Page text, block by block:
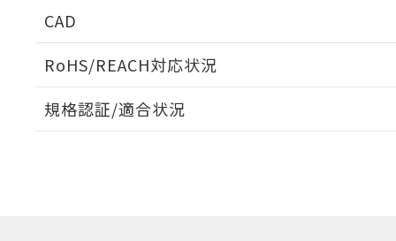
CAD
RoHS/REACH対応状況
EU RoHS 注意事項・凡例
規格認証/適合状況